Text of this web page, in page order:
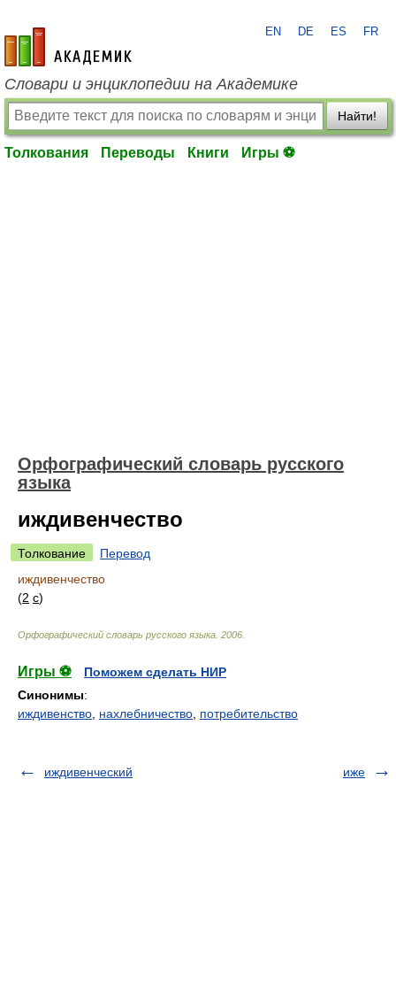
academic.ru
EN DE ES FR
Словари и энциклопедии на Академике
Найти!
Толкования Переводы Книги Игры ⚽
Орфографический словарь русского
языка
иждивенчество
Толкование
Перевод
иждивенчество
(2 с)
Орфографический словарь русского языка 2006
Игры ⚽
Поможем сделать НИР
Синонимы:
иждивенство нахлебничество потребительство
иждивенческий иже